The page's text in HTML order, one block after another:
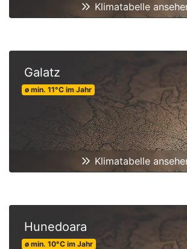
Klimatabelle
Galatz
ø min. 11°C im Jahr
Klimatabelle
Hunedoara
ø min. 10°C im Jahr